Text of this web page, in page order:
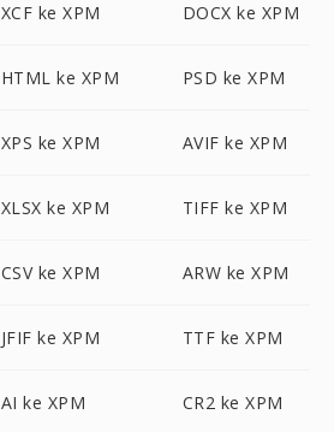
XCF ke XPM DOCX ke XPM
HTML ke XPM PSD ke XPM
XPS ke XPM AVIF ke XPM
XLSX ke XPM TIFF ke XPM
CSV ke XPM ARW ke XPM
JFIF ke XPM TTF ke XPM
AI ke XPM CR2 ke XPM